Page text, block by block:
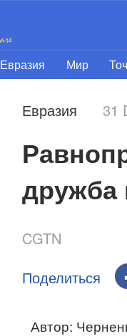
Евразия Мир
Евразия 31
дружба
CGTN
Поделиться
Автор: